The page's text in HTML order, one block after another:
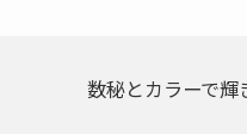
数秘とカラーで輝